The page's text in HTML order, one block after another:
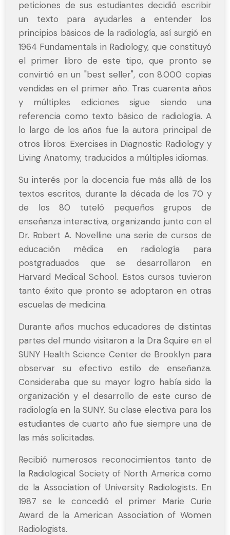
peticiones de sus estudiantes decidió escribir
un texto para ayudarles a entender los
principios básicos de la radiología, así surgió en
1964 Fundamentals in Radiology, que constituyó
el primer libro de este tipo, que pronto se
convirtió en un "best seller", con 8.000 copias
vendidas en el primer año. Tras cuarenta años
y múltiples ediciones sigue siendo una
referencia como texto básico de radiología. A
lo largo de los años fue la autora principal de
otros libros: Exercises in Diagnostic Radiology y
Living Anatomy, traducidos a múltiples idiomas.
Su interés por la docencia fue más allá de los
textos escritos, durante la década de los 70 y
de los 80 tuteló pequeños grupos de
enseñanza interactiva, organizando junto con el
Dr. Robert A. Novelline una serie de cursos de
educación médica en radiología para
postgraduados que se desarrollaron en
Harvard Medical School. Estos cursos tuvieron
tanto éxito que pronto se adoptaron en otras
escuelas de medicina.
Durante años muchos educadores de distintas
partes del mundo visitaron a la Dra Squire en el
SUNY Health Science Center de Brooklyn para
observar su efectivo estilo de enseñanza.
Consideraba que su mayor logro había sido la
organización y el desarrollo de este curso de
radiología en la SUNY. Su clase electiva para los
estudiantes de cuarto año fue siempre una de
las más solicitadas.
Recibió numerosos reconocimientos tanto de
la Radiological Society of North America como
de la Association of University Radiologists. En
1987 se le concedió el primer Marie Curie
Award de la American Association of Women
Radiologists.